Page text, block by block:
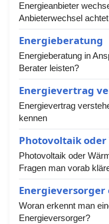
Energieanbieter
Anbieterwechsel achtet
Energieberatung
Energieberatung in
Berater leisten?
Energievertrag
Energievertrag
kennen
Photovoltaik
Photovoltaik oder
Fragen man vorab
Energieversorger
Woran erkennt man
Energieversorger?